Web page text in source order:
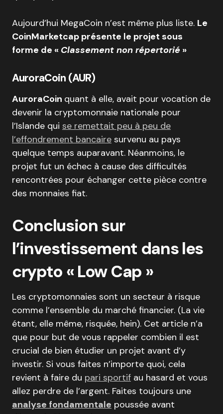
Aujourd’hui MegaCoin n’est même plus liste. Le
CoinMarketcap présente le projet sous
forme de « Classement non répertorié »
AuroraCoin (AUR)
AuroraCoin quant à elle, avait pour vocation de
devenir la cryptomonnaie nationale pour
l’Islande qui se remettait peu à peu de
l’effondrement bancaire survenu au pays
quelque temps auparavant. Néanmoins, le
projet fut un échec à cause des difficultés
rencontrées pour échanger cette pièce contre
des monnaies fiat.
Conclusion sur
l’investissement dans les
crypto « Low Cap »
Les cryptomonnaies sont un secteur à risque
comme l’ensemble du marché financier. (La vie
étant, elle même, risquée, hein). Cet article n’a
que pour but de vous rappeler combien il est
crucial de bien étudier un projet avant d’y
investir. Si vous faites n’importe quoi, cela
revient à faire du pari sportif au hasard et vous
allez perdre de l’argent. Faites toujours une
analyse fondamentale poussée avant